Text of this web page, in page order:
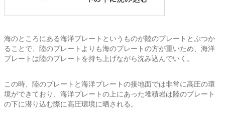
海のところにある海洋プレートというものが陸のプレートとぶつか
ることで、陸のプレートよりも海のプレートの方が重いため、海洋
プレートは陸のプレートを持ち上げながら沈み込んでいく。
この時、陸のプレートと海洋プレートの接地面では非常に高圧の環
境ができており、海洋プレートの上にあった堆積岩は陸のプレート
の下に潜り込む際に高圧環境に晒される。